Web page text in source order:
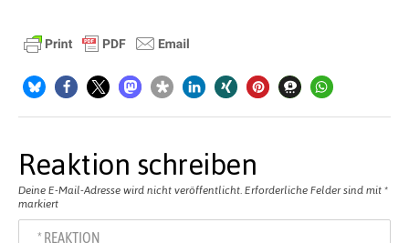
Reaktion schreiben
Deine E-Mail-Adresse wird nicht veröffentlicht. Erforderliche Felder sind mit *
markiert